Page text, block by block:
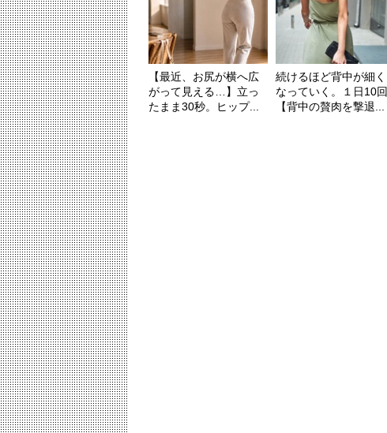
【最近、お尻が横へ広
がって見える…】立っ
たまま30秒。ヒップ...
続けるほど背中が細く
なっていく。１日10回
【背中の贅肉を撃退...